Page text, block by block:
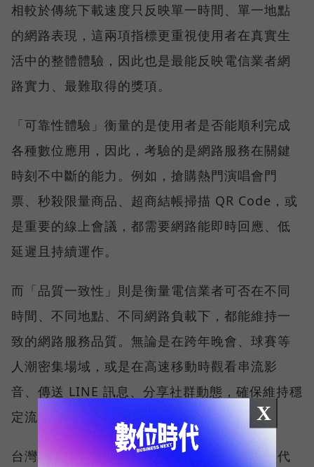
相較於傳統下載速度只反映單一時間、單一地點
的網路表現，這兩項指標更重視使用者在真實生
活中的整體體驗，因此也是最能反映電信業者網
路實力、最難取得的獎項。
「可靠性體驗」衡量的是使用者是否能順利完成
各種數位應用，因此，考驗的是網路服務在關鍵
時刻不中斷的能力。例如，搶購熱門演唱會門
票、秒殺限量商品、超商結帳掃描 QR Code，或
是重要的線上會議，都需要網路能即時回應、低
延遲且持續運作。
而「品質一致性」則是衡量電信業者可否在不同
時間、不同地點、不同網路負載下，都能維持一
致的網路服務品質。無論是在跨年晚會、球賽等
人潮密集場域，或是在高速移動時觀看串流影
音、傳送 LINE 訊息、分享社群動態，確保維持穩
定流暢，不因環境改變而明顯降速。
台灣大哥大能同時拿下這兩項全台第一，不僅代
X